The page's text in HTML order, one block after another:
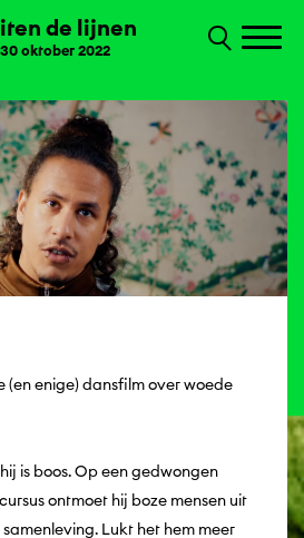
de lijnen
30 oktober 2022
(en enige) dansfilm over woede
is boos. Op een gedwongen
ontmoet hij boze mensen uit
Lukt het hem meer